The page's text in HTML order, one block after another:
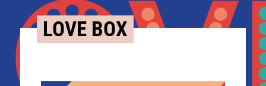
LOVE BOX